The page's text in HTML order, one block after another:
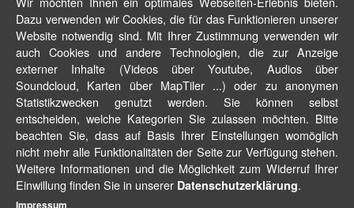
Dazu verwenden wir Cookies, die für das Funktionieren unserer
Website notwendig sind. Mit Ihrer Zustimmung verwenden wir
auch Cookies und andere Technologien, die zur Anzeige
externer Inhalte (Videos über Youtube, Audios über
Soundcloud, Karten über MapTiler ...) oder zu anonymen
Statistikzwecken genutzt werden. Sie können selbst
entscheiden, welche Kategorien Sie zulassen möchten. Bitte
beachten Sie, dass auf Basis Ihrer Einstellungen womöglich
nicht mehr alle Funktionalitäten der Seite zur Verfügung stehen.
Weitere Informationen und die Möglichkeit zum Widerruf Ihrer
Einwillung finden Sie in unserer Datenschutzerklärung.
Impressum